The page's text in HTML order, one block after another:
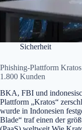
Sicherheit
Phishing-Plattform
1.800 Kunden
BKA, FBI und
Plattform „Kratos“
wurde in Indonesien
Blade“ traf einen der